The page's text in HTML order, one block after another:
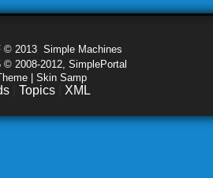
© 2013 Simple Machines
2008-2012, SimplePortal
| Skin Samp
Topics XML